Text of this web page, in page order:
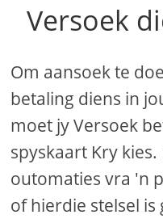
Versoek
Om aansoek te
betaling diens in
moet jy Versoek
spyskaart Kry
outomaties vra 'n
of hierdie stelsel is